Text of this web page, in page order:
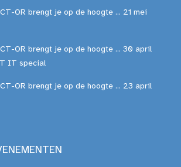
OR brengt je op de hoogte ... 21 mei
OR brengt je op de hoogte ... 30 april
IT special
OR brengt je op de hoogte ... 23 april